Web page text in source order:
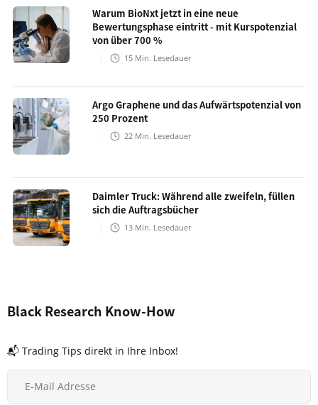
Warum BioNxt jetzt in eine neue
Bewertungsphase eintritt - mit Kurspotenzial
von über 700 %
15 Min. Lesedauer
Argo Graphene und das Aufwärtspotenzial von
250 Prozent
22 Min. Lesedauer
Daimler Truck: Während alle zweifeln, füllen
sich die Auftragsbücher
13 Min. Lesedauer
Black Research Know-How
📬 Trading Tips direkt in Ihre Inbox!